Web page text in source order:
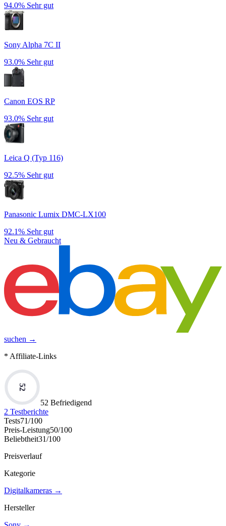
94.0% Sehr gut
Sony Alpha 7C II
93.0% Sehr gut
Canon EOS RP
93.0% Sehr gut
Leica Q (Typ 116)
92.5% Sehr gut
Panasonic Lumix DMC-LX100
92.1% Sehr gut
Neu & Gebraucht
suchen →
* Affiliate-Links
52
52 Befriedigend
2 Testberichte
Tests71/100
Preis-Leistung50/100
Beliebtheit31/100
Preisverlauf
Kategorie
Digitalkameras →
Hersteller